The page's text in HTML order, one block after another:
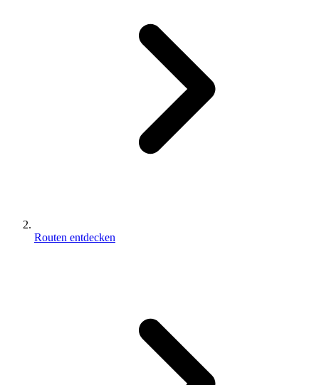
Routen entdecken